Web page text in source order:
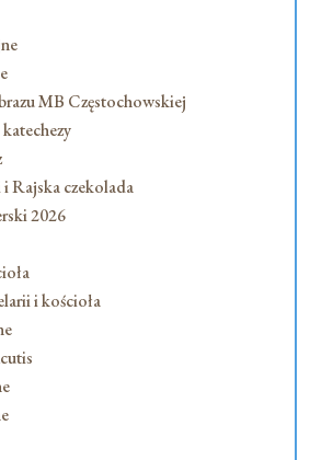
MB Częstochowskiej
Rajska czekolada
2026
i kościoła